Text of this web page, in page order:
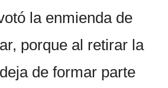
la enmienda de
porque al retirar la
de formar parte